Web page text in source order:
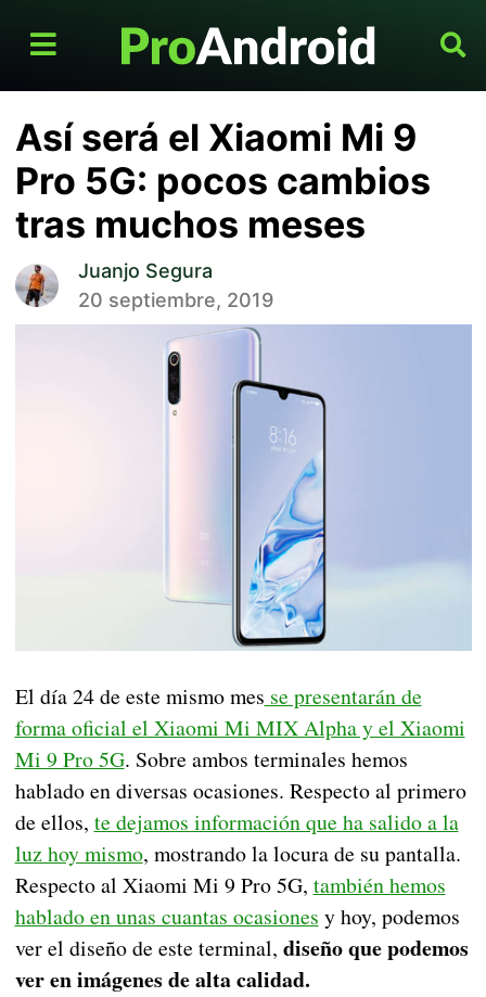
Así será el Xiaomi Mi 9
Pro 5G: pocos cambios
tras muchos meses
Juanjo Segura
20 septiembre, 2019
El día 24 de este mismo mes se presentarán de
forma oficial el Xiaomi Mi MIX Alpha y el Xiaomi
Mi 9 Pro 5G. Sobre ambos terminales hemos
hablado en diversas ocasiones. Respecto al primero
de ellos, te dejamos información que ha salido a la
luz hoy mismo, mostrando la locura de su pantalla.
Respecto al Xiaomi Mi 9 Pro 5G, también hemos
hablado en unas cuantas ocasiones y hoy, podemos
ver el diseño de este terminal, diseño que podemos
ver en imágenes de alta calidad.